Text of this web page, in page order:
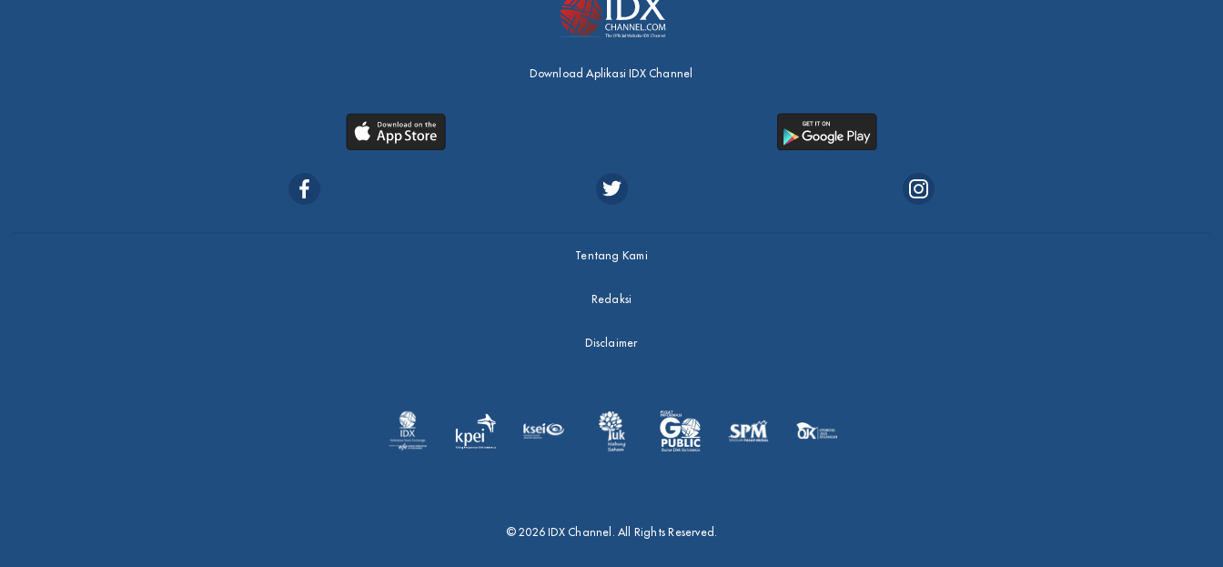
Download Aplikasi IDX Channel
Tentang Kami
Redaksi
Disclaimer
© 2026 IDX Channel. All Rights Reserved.